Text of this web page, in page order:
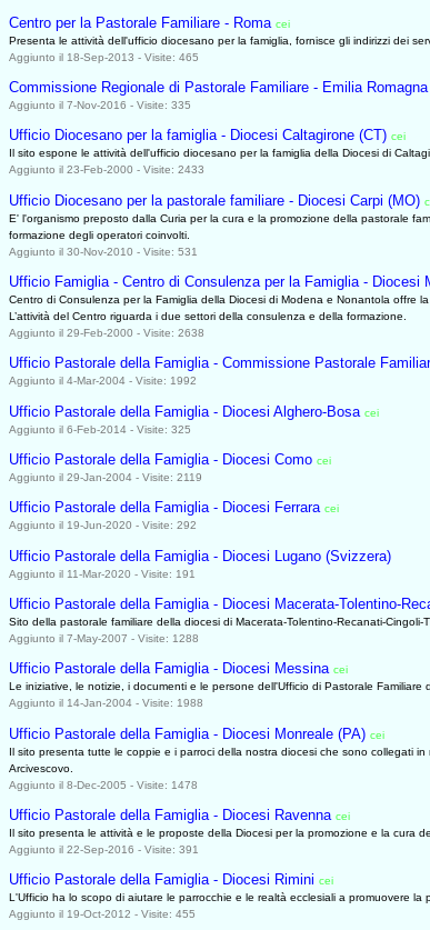
Centro per la Pastorale Familiare - Roma cei
Presenta le attività dell'ufficio diocesano per la famiglia, fornisce gli indirizzi dei
Aggiunto il 18-Sep-2013 - Visite: 465
Commissione Regionale di Pastorale Familiare - Emilia Romagna
Aggiunto il 7-Nov-2016 - Visite: 335
Ufficio Diocesano per la famiglia - Diocesi Caltagirone (CT) cei
Il sito espone le attività dell'ufficio diocesano per la famiglia della Diocesi di
Aggiunto il 23-Feb-2000 - Visite: 2433
Ufficio Diocesano per la pastorale familiare - Diocesi Carpi (MO)
E' l'organismo preposto dalla Curia per la cura e la promozione della pastorale
formazione degli operatori coinvolti.
Aggiunto il 30-Nov-2010 - Visite: 531
Ufficio Famiglia - Centro di Consulenza per la Famiglia - Diocesi
Centro di Consulenza per la Famiglia della Diocesi di Modena e Nonantola offre
L’attività del Centro riguarda i due settori della consulenza e della formazione.
Aggiunto il 29-Feb-2000 - Visite: 2638
Ufficio Pastorale della Famiglia - Commissione Pastorale
Aggiunto il 4-Mar-2004 - Visite: 1992
Ufficio Pastorale della Famiglia - Diocesi Alghero-Bosa cei
Aggiunto il 6-Feb-2014 - Visite: 325
Ufficio Pastorale della Famiglia - Diocesi Como cei
Aggiunto il 29-Jan-2004 - Visite: 2119
Ufficio Pastorale della Famiglia - Diocesi Ferrara cei
Aggiunto il 19-Jun-2020 - Visite: 292
Ufficio Pastorale della Famiglia - Diocesi Lugano (Svizzera)
Aggiunto il 11-Mar-2020 - Visite: 191
Ufficio Pastorale della Famiglia - Diocesi Macerata-Tolentino-
Sito della pastorale familiare della diocesi di Macerata-Tolentino-Recanati-
Aggiunto il 7-May-2007 - Visite: 1288
Ufficio Pastorale della Famiglia - Diocesi Messina cei
Le iniziative, le notizie, i documenti e le persone dell'Ufficio di Pastorale Familiare
Aggiunto il 14-Jan-2004 - Visite: 1988
Ufficio Pastorale della Famiglia - Diocesi Monreale (PA) cei
Il sito presenta tutte le coppie e i parroci della nostra diocesi che sono collegati
Arcivescovo.
Aggiunto il 8-Dec-2005 - Visite: 1478
Ufficio Pastorale della Famiglia - Diocesi Ravenna cei
Il sito presenta le attività e le proposte della Diocesi per la promozione e la cura
Aggiunto il 22-Sep-2016 - Visite: 391
Ufficio Pastorale della Famiglia - Diocesi Rimini cei
L'Ufficio ha lo scopo di aiutare le parrocchie e le realtà ecclesiali a promuovere
Aggiunto il 19-Oct-2012 - Visite: 455